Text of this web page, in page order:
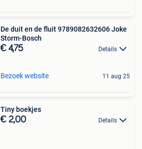
De duit en de fluit 9789082632606 Joke
Storm-Bosch
€ 4,75 Details
Bezoek website 11 aug 25
Tiny boekjes
€ 2,00 Details